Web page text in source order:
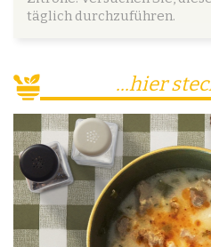
täglich durchzuführen.
...hier